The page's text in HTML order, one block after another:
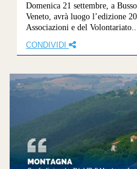
Domenica 21 settembre, a
Veneto, avrà luogo l’edizione
Associazioni e del
CONDIVIDI